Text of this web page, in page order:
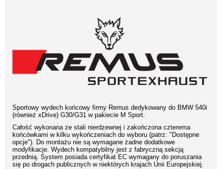
Sportowy wydech końcowy firmy Remus dedykowany do BMW 540i
(również xDrive) G30/G31 w pakiecie M Sport.
Całość wykonana ze stali nierdzewnej i zakończona czterema
końcówkami w kilku wykończeniach do wyboru (patrz: "Dostępne
opcje"). Do montażu nie są wymagane żadne dodatkowe
modyfikacje. Wydech kompatybilny jest z fabryczną sekcją
przednią. System posiada certyfikat EC wymagany do poruszania
się po drogach publicznych w niektórych krajach Unii Europejskiej.